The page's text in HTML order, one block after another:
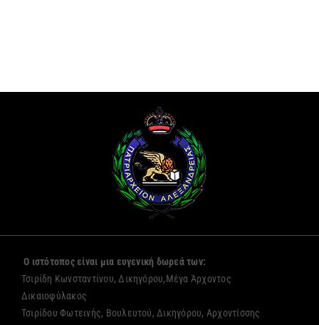
Ο ιστότοπος είναι μια ευγενική δωρεά των:
Τσιρίδη Κωνσταντίνου, Δικηγόρου,Μέγα Άρχοντος
Δικαιοφύλακος
Τσιρίδου Φωτεινής, Βουλευτού, Δικηγόρου, Αρχοντίσσης